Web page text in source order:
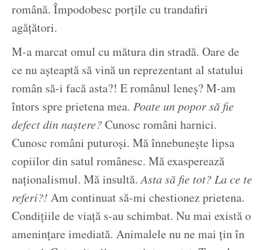
română. Împodobesc porțile cu trandafiri
agățători.
M-a marcat omul cu mătura din stradă. Oare de
ce nu așteaptă să vină un reprezentant al statului
român să-i facă asta?! E românul leneș? M-am
întors spre prietena mea. Poate un popor să fie
defect din naștere?Cunosc români harnici.
Cunosc români puturoși. Mă înnebunește lipsa
copiilor din satul românesc. Mă exasperează
naționalismul. Mă insultă.Asta să fie tot? La ce te
referi?! Am continuat să-mi chestionez prietena.
Condițiile de viață s-au schimbat. Nu mai există o
amenințare imediată. Animalele nu ne mai țin în